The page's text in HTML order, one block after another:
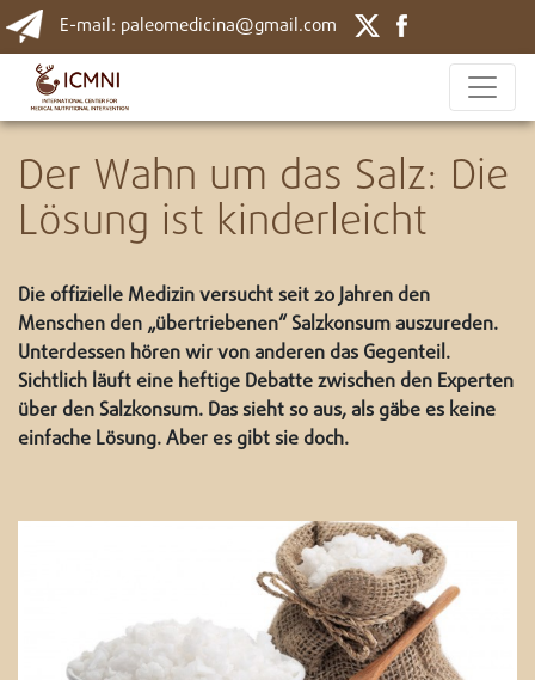
E-mail: paleomedicina@gmail.com
Der Wahn um das Salz: Die
Lösung ist kinderleicht
Die offizielle Medizin versucht seit 20 Jahren den
Menschen den „übertriebenen“ Salzkonsum auszureden.
Unterdessen hören wir von anderen das Gegenteil.
Sichtlich läuft eine heftige Debatte zwischen den Experten
über den Salzkonsum. Das sieht so aus, als gäbe es keine
einfache Lösung. Aber es gibt sie doch.